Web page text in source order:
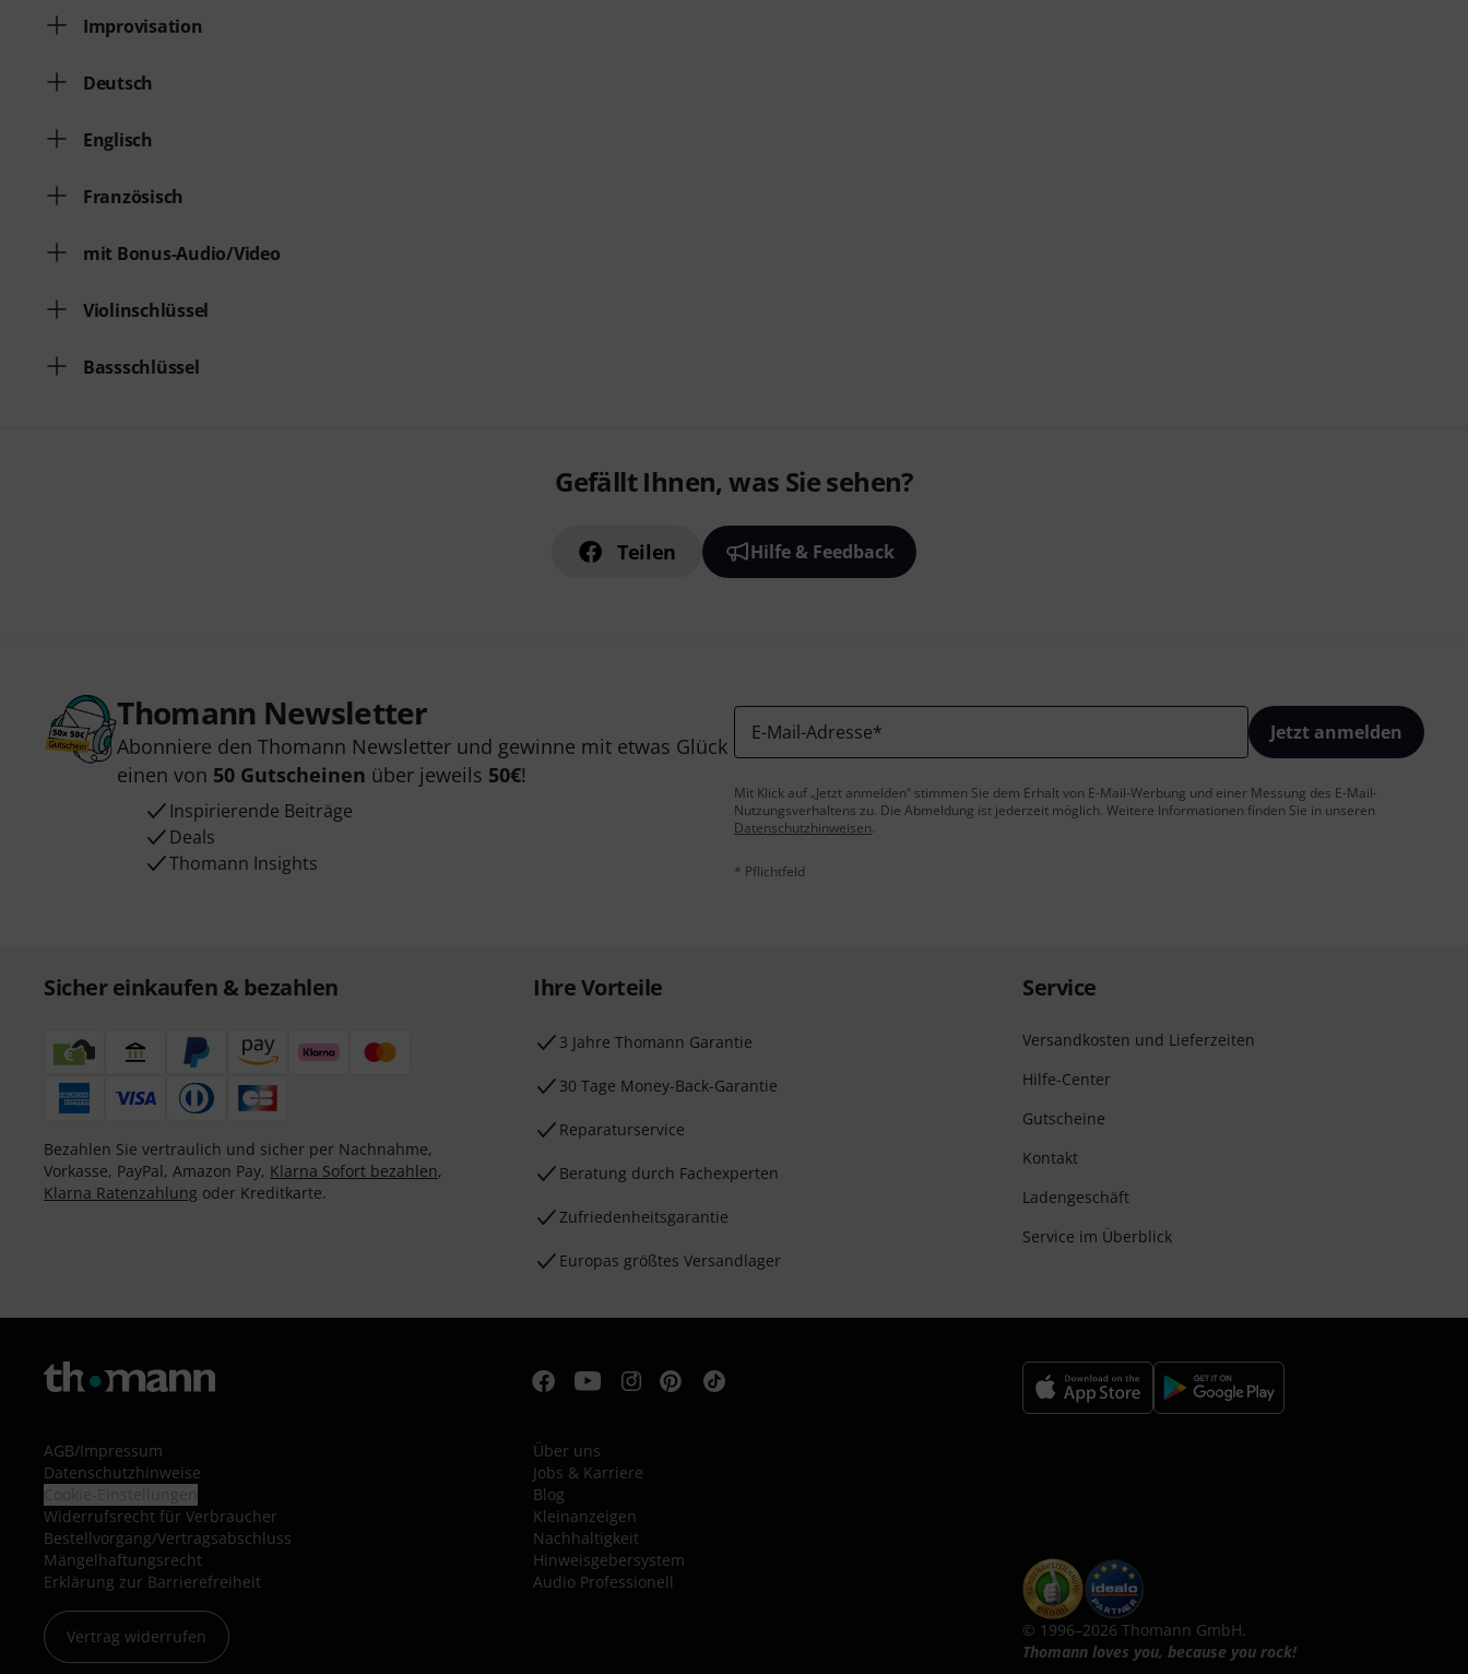
Improvisation
Deutsch
Englisch
Französisch
mit Bonus-Audio/Video
Violinschlüssel
Bassschlüssel
Gefällt Ihnen, was Sie sehen?
Teilen Hilfe & Feedback
Thomann Newsletter
Abonniere den Thomann Newsletter und gewinne mit etwas Glück
einen von 50 Gutscheinen über jeweils 50€!
Inspirierende Beiträge
Deals
Thomann Insights
E-Mail-Adresse* Jetzt anmelden
Mit Klick auf „Jetzt anmelden“ stimmen Sie dem Erhalt von E-Mail-Werbung und einer Messung des E-Mail-
Nutzungsverhaltens zu. Die Abmeldung ist jederzeit möglich. Weitere Informationen finden Sie in unseren
Datenschutzhinweisen.
* Pflichtfeld
Sicher einkaufen & bezahlen
Bezahlen Sie vertraulich und sicher per Nachnahme,
Vorkasse, PayPal, Amazon Pay, Klarna Sofort bezahlen,
Klarna Ratenzahlung oder Kreditkarte.
Ihre Vorteile
3 Jahre Thomann Garantie
30 Tage Money-Back-Garantie
Reparaturservice
Beratung durch Fachexperten
Zufriedenheitsgarantie
Europas größtes Versandlager
Service
Versandkosten und Lieferzeiten
Hilfe-Center
Gutscheine
Kontakt
Ladengeschäft
Service im Überblick
AGB/Impressum
Datenschutzhinweise
Widerrufsrecht für Verbraucher
Bestellvorgang/Vertragsabschluss
Mängelhaftungsrecht
Erklärung zur Barrierefreiheit
Vertrag widerrufen
Über uns
Jobs & Karriere
Blog
Kleinanzeigen
Nachhaltigkeit
Hinweisgebersystem
Audio Professionell
© 1996–2026 Thomann GmbH.
Thomann loves you, because you rock!